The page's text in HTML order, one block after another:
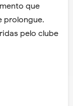
que
prolongue.
pelo clube